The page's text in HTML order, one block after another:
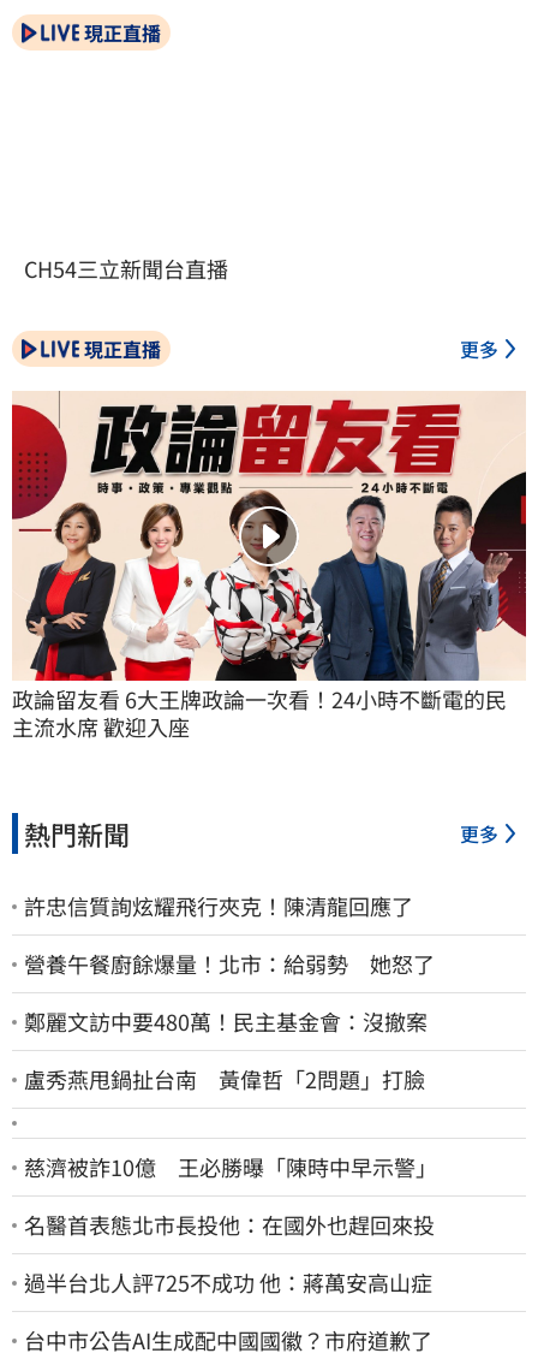
現正直播
CH54三立新聞台直播
現正直播 更多
政論留友看 6大王牌政論一次看！24小時不斷電的民
主流水席 歡迎入座
熱門新聞 更多
許忠信質詢炫耀飛行夾克！陳清龍回應了
營養午餐廚餘爆量！北市：給弱勢 她怒了
鄭麗文訪中要480萬！民主基金會：沒撤案
盧秀燕甩鍋扯台南 黃偉哲「2問題」打臉
慈濟被詐10億 王必勝曝「陳時中早示警」
名醫首表態北市長投他：在國外也趕回來投
過半台北人評725不成功 他：蔣萬安高山症
台中市公告AI生成配中國國徽？市府道歉了